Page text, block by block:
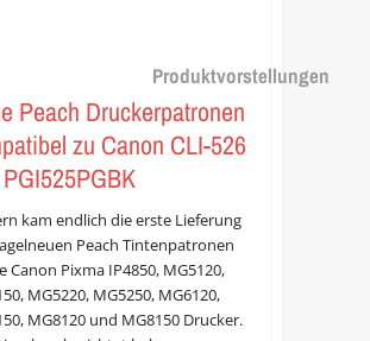
Produktvorstellungen
Peach Druckerpatronen
zu Canon CLI-526
kam endlich die erste Lieferung
Peach Tintenpatronen
Canon Pixma IP4850, MG5120,
MG5220, MG5250, MG6120,
MG8120 und MG8150 Drucker.